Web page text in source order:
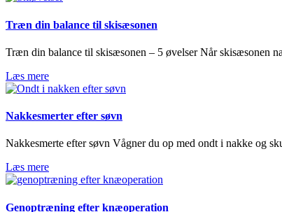
Træn din balance til skisæsonen
Træn din balance til skisæsonen – 5 øvelser Når skisæsonen
Læs mere
Nakkesmerter efter søvn
Nakkesmerte efter søvn Vågner du op med ondt i nakke og
Læs mere
Genoptræning efter knæoperation